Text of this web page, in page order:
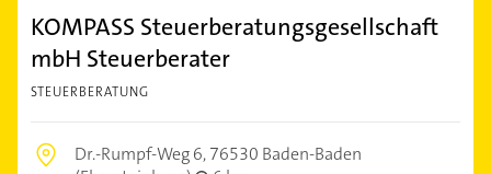
KOMPASS Steuerberatungsgesellschaft
mbH Steuerberater
STEUERBERATUNG
Dr.-Rumpf-Weg 6,76530 Baden-Baden